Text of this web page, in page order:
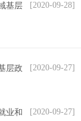
[2020-09-28]
基层
[2020-09-27]
层政
[2020-09-27]
业和